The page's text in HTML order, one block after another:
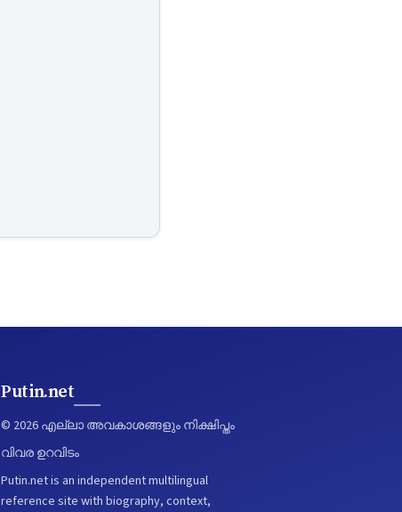
Putin.net
© 2026 എല്ലാ അവകാശങ്ങളും നിക്ഷിപ്തം
വിവര ഉറവിടം
Putin.net is an independent multilingual
reference site with biography, context,